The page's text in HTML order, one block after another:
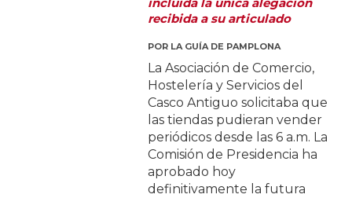
recibida a su articulado
POR LA GUÍA DE PAMPLONA
La Asociación de Comercio,
Hostelería y Servicios del
Casco Antiguo solicitaba que
las tiendas pudieran vender
periódicos desde las 6 a.m. La
Comisión de Presidencia ha
aprobado hoy
definitivamente la futura